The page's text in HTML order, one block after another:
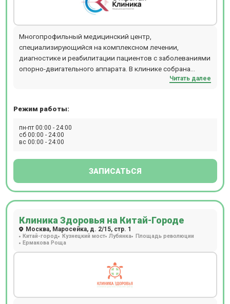
Многопрофильный медицинский центр,
специализирующийся на комплексном лечении,
диагностике и реабилитации пациентов с заболеваниями
опорно-двигательного аппарата. В клинике собрана
команда врачей специализирующихся на диагностике и
ведут неврологи, ортопеды, ревматолог, врач по
рефлексотерапевт, мануальный терапевт, остеопат,
эндокринолог, кардиолог, терапевт, дерматолог,
проведения диагностики: МРТ 1.5 Тесла, КТ, УЗИ.
Читать далее
Режим работы:
пн-пт 00:00 - 24:00
сб 00:00 - 24:00
вс 00:00 - 24:00
ЗАПИСАТЬСЯ
Клиника Здоровья на Китай-Городе
Москва, Маросейка, д. 2/15, стр. 1
Китай-город Кузнецкий мост Лубянка Площадь революции
Ермакова Роща